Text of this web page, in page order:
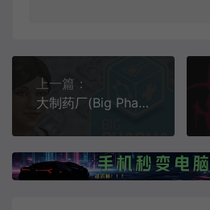
上一篇：
大制药厂(Big Pharma)工业策略模拟游戏